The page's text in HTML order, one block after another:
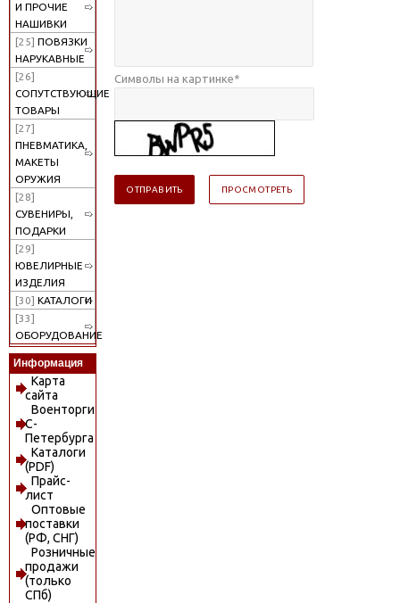
И ПРОЧИЕ
НАШИВКИ
[25] ПОВЯЗКИ
НАРУКАВНЫЕ
[26]
СОПУТСТВУЮЩИЕ
ТОВАРЫ
[27]
ПНЕВМАТИКА,
МАКЕТЫ
ОРУЖИЯ
[28]
СУВЕНИРЫ,
ПОДАРКИ
[29]
ЮВЕЛИРНЫЕ
ИЗДЕЛИЯ
[30] КАТАЛОГИ
[33]
ОБОРУДОВАНИЕ
Информация
Карта
сайта
Военторги
С-
Петербурга
Каталоги
(PDF)
Прайс-
лист
Оптовые
поставки
(РФ, СНГ)
Розничные
продажи
(только
СПб)
Символы на картинке*